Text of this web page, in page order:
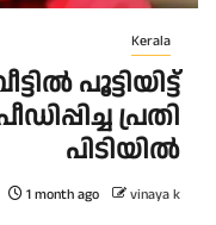
Kerala
പൂട്ടിയിട്ട്
പ്രതി
പിടിയിൽ
1 month ago vinaya k